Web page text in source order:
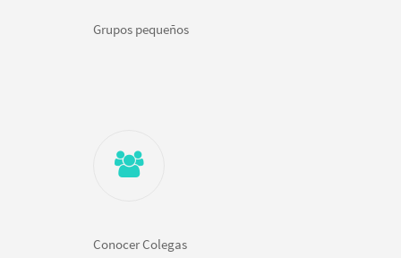
Grupos pequeños
Conocer Colegas